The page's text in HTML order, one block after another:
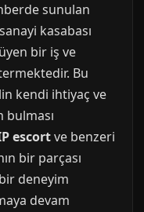
sunulan
kasabası
bir iş ve
Bu
kendi ihtiyaç ve
escortve benzeri
bir parçası
deneyim
devam